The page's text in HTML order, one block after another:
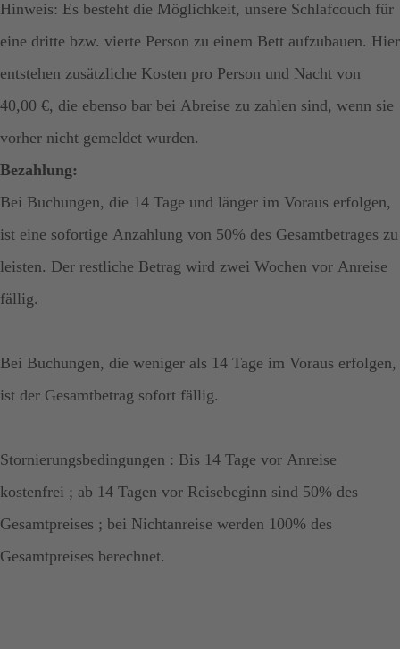
Hinweis: Es besteht die Möglichkeit, unsere Schlafcouch für
eine dritte bzw. vierte Person zu einem Bett aufzubauen. Hier
entstehen zusätzliche Kosten pro Person und Nacht von
40,00 €, die ebenso bar bei Abreise zu zahlen sind, wenn sie
vorher nicht gemeldet wurden.
Bezahlung:
Bei Buchungen, die 14 Tage und länger im Voraus erfolgen,
ist eine sofortige Anzahlung von 50% des Gesamtbetrages zu
leisten. Der restliche Betrag wird zwei Wochen vor Anreise
fällig.
Bei Buchungen, die weniger als 14 Tage im Voraus erfolgen,
ist der Gesamtbetrag sofort fällig.
Stornierungsbedingungen : Bis 14 Tage vor Anreise
kostenfrei ; ab 14 Tagen vor Reisebeginn sind 50% des
Gesamtpreises ; bei Nichtanreise werden 100% des
Gesamtpreises berechnet.